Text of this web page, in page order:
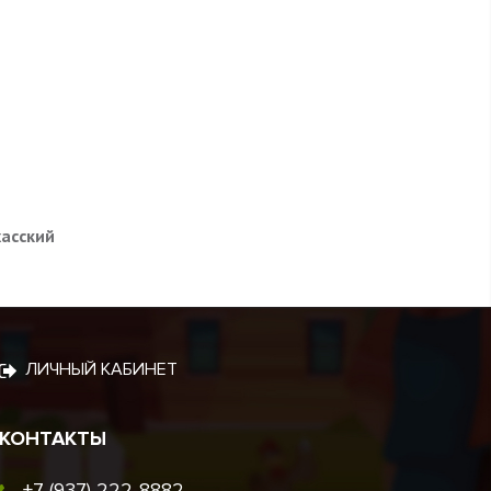
ЛИЧНЫЙ КАБИНЕТ
КОНТАКТЫ